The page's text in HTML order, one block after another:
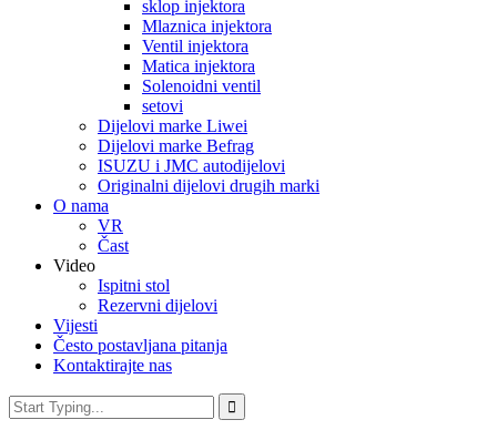
sklop injektora
Mlaznica injektora
Ventil injektora
Matica injektora
Solenoidni ventil
setovi
Dijelovi marke Liwei
Dijelovi marke Befrag
ISUZU i JMC autodijelovi
Originalni dijelovi drugih marki
O nama
VR
Čast
Video
Ispitni stol
Rezervni dijelovi
Vijesti
Često postavljana pitanja
Kontaktirajte nas